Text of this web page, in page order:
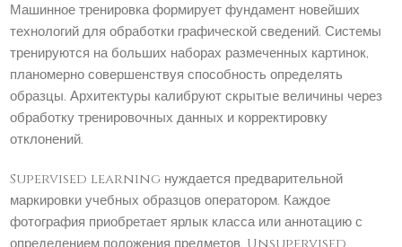
Машинное тренировка формирует фундамент новейших
технологий для обработки графической сведений. Системы
тренируются на больших наборах размеченных картинок,
планомерно совершенствуя способность определять
образцы. Архитектуры калибруют скрытые величины через
обработку тренировочных данных и корректировку
отклонений.
Supervised learning нуждается предварительной
маркировки учебных образцов оператором. Каждое
фотография приобретает ярлык класса или аннотацию с